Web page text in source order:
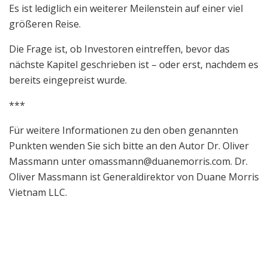
Es ist lediglich ein weiterer Meilenstein auf einer viel
größeren Reise.
Die Frage ist, ob Investoren eintreffen, bevor das
nächste Kapitel geschrieben ist – oder erst, nachdem es
bereits eingepreist wurde.
***
Für weitere Informationen zu den oben genannten
Punkten wenden Sie sich bitte an den Autor Dr. Oliver
Massmann unteromassmann@duanemorris.com. Dr.
Oliver Massmann ist Generaldirektor von Duane Morris
Vietnam LLC.